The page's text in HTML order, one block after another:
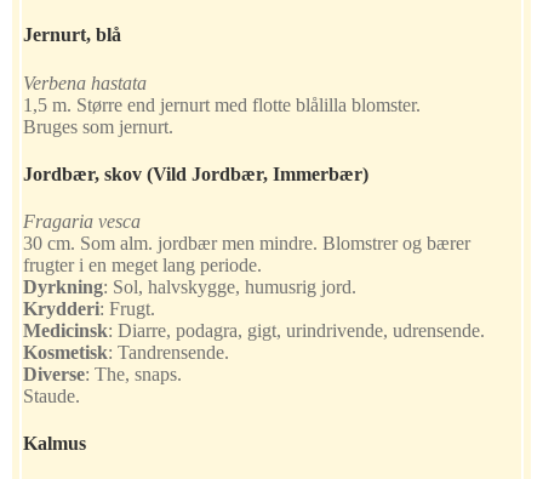
Jernurt, blå
Verbena hastata
1,5 m. Større end jernurt med flotte blålilla blomster.
Bruges som jernurt.
Jordbær, skov (Vild Jordbær, Immerbær)
Fragaria vesca
30 cm. Som alm. jordbær men mindre. Blomstrer og bærer
frugter i en meget lang periode.
Dyrkning: Sol, halvskygge, humusrig jord.
Krydderi: Frugt.
Medicinsk: Diarre, podagra, gigt, urindrivende, udrensende.
Kosmetisk: Tandrensende.
Diverse: The, snaps.
Staude.
Kalmus